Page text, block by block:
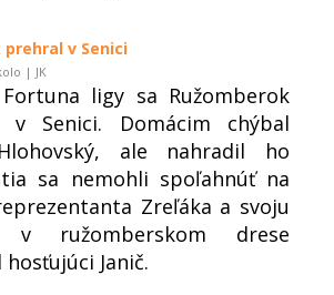
prehral v Senici
| JK
ligy sa Ružomberok
v Senici. Domácim chýbal
ale nahradil ho
sa nemohli spoľahnúť na
Zreľáka a svoju
v ružomberskom drese
Janič.